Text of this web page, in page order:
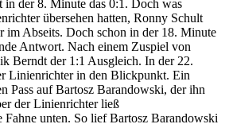
in der 8. Minute das 0:1. Doch was
übersehen hatten, Ronny Schult
im Abseits. Doch schon in der 18. Minute
Antwort. Nach einem Zuspiel von
Berndt der 1:1 Ausgleich. In der 22.
Linienrichter in den Blickpunkt. Ein
Pass auf Bartosz Barandowski, der ihn
der Linienrichter ließ
Fahne unten. So lief Bartosz Barandowski